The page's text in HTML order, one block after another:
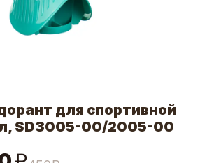
для спортивной
SD3005-00/2005-00